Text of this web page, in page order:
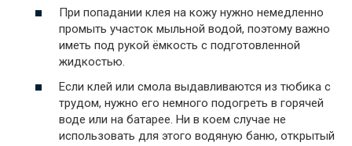
При попадании клея на кожу нужно немедленно
промыть участок мыльной водой, поэтому важно
иметь под рукой ёмкость с подготовленной
жидкостью.
Если клей или смола выдавливаются из тюбика с
трудом, нужно его немного подогреть в горячей
воде или на батарее. Ни в коем случае не
использовать для этого водяную баню, открытый